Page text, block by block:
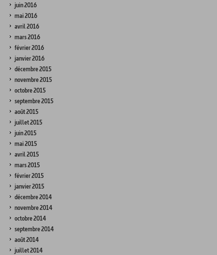
juin 2016
mai 2016
avril 2016
mars 2016
février 2016
janvier 2016
décembre 2015
novembre 2015
octobre 2015
septembre 2015
août 2015
juillet 2015
juin 2015
mai 2015
avril 2015
mars 2015
février 2015
janvier 2015
décembre 2014
novembre 2014
octobre 2014
septembre 2014
août 2014
juillet 2014